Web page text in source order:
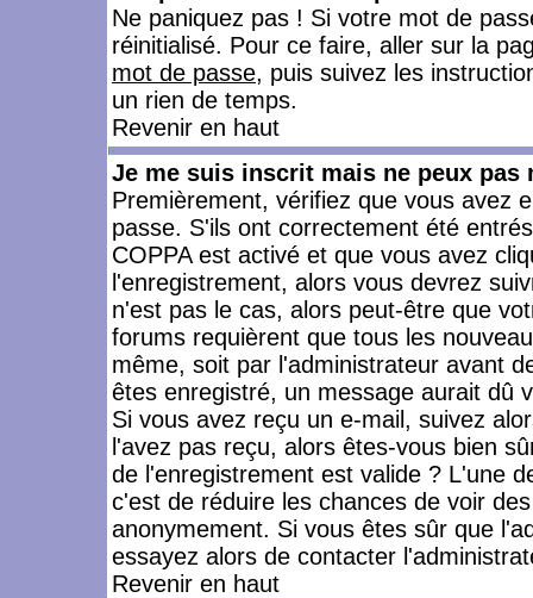
Ne paniquez pas ! Si votre mot de
réinitialisé. Pour ce faire, aller sur la
mot de passe, puis suivez les
un rien de temps.
Revenir en haut
Je me suis inscrit mais ne peux pas
Premièrement, vérifiez que vous avez
passe. S'ils ont correctement été
COPPA est activé et que vous avez
l'enregistrement, alors vous devrez
n'est pas le cas, alors peut-être que
forums requièrent que tous les
même, soit par l'administrateur avant
êtes enregistré, un message aurait dû
Si vous avez reçu un e-mail, suivez
l'avez pas reçu, alors êtes-vous bien
de l'enregistrement est valide ? L'une
c'est de réduire les chances de voir
anonymement. Si vous êtes sûr que
essayez alors de contacter
Revenir en haut